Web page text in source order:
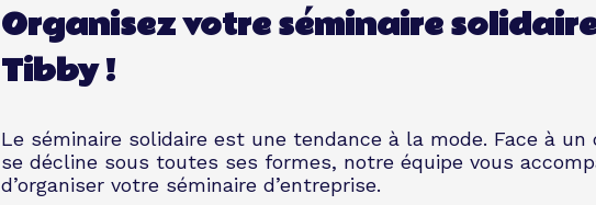
Organisez votre séminaire
Tibby !
Le séminaire solidaire est une tendance à la mode. Face à un
se décline sous toutes ses formes, notre équipe vous
d’organiser votre séminaire d’entreprise.